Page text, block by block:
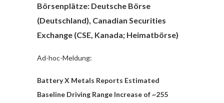
Börsenplätze: Deutsche Börse
(Deutschland), Canadian Securities
Exchange (CSE, Kanada; Heimatbörse)
Ad-hoc-Meldung:
Battery X Metals Reports Estimated
Baseline Driving Range Increase of~255